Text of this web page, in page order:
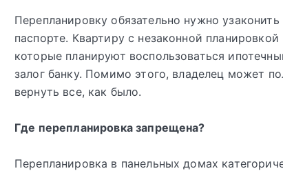
Перепланировку обязательно нужно
паспорте. Квартиру с незаконной
которые планируют воспользоваться
залог банку. Помимо этого, владелец может
вернуть все, как было.
Где перепланировка запрещена?
Перепланировка в панельных домах